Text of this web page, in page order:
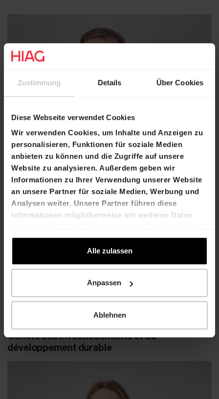
Zustimmung Details Über Cookies
Diese Webseite verwendet Cookies
Wir verwenden Cookies, um Inhalte und Anzeigen zu
personalisieren, Funktionen für soziale Medien
anbieten zu können und die Zugriffe auf unsere
Website zu analysieren. Außerdem geben wir
Informationen zu Ihrer Verwendung unserer Website
an unsere Partner für soziale Medien, Werbung und
Analysen weiter. Unsere Partner führen diese
Informationen möglicherweise mit weiteren Daten
die sie im Rahmen Ihrer Nutzung der Dienste
Alle zulassen
Anpassen
Ablehnen
Dr. Felix Grisard
Comité des investissements et du
développement durable